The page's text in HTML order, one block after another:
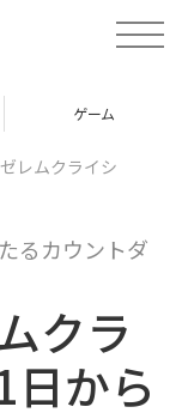
t
o
t
ゲーム
ゼレムクライシ
るカウントダ
クラ
から